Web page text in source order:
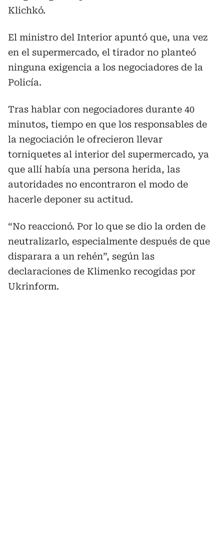
Klichkó.
El ministro del Interior apuntó que, una vez
en el supermercado, el tirador no planteó
ninguna exigencia a los negociadores de la
Policía.
Tras hablar con negociadores durante 40
minutos, tiempo en que los responsables de
la negociación le ofrecieron llevar
torniquetes al interior del supermercado, ya
que allí había una persona herida, las
autoridades no encontraron el modo de
hacerle deponer su actitud.
“No reaccionó. Por lo que se dio la orden de
neutralizarlo, especialmente después de que
disparara a un rehén”, según las
declaraciones de Klimenko recogidas por
Ukrinform.